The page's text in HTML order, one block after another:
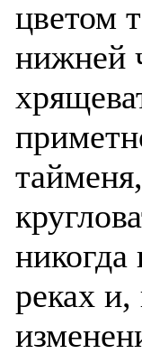
цветом
нижней
реках